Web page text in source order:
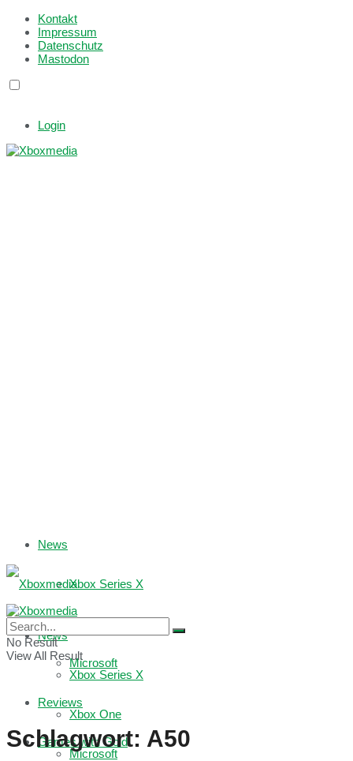
Kontakt
Impressum
Datenschutz
Mastodon
Login
News
Xbox Series X
Microsoft
Reviews
Games with Gold
News
Xbox Series X
Xbox One
Microsoft
No Result
View All Result
Schlagwort: A50